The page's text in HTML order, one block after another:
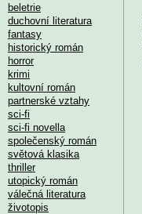
beletrie
duchovní literatura
fantasy
historický román
horror
krimi
kultovní román
partnerské vztahy
sci-fi
sci-fi novella
společenský román
světová klasika
thriller
utopický román
válečná literatura
životopis